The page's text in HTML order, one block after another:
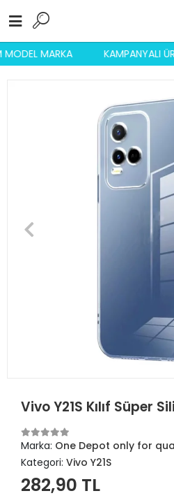
MODEL MARKA KAMPANYALI
Vivo Y21S Kılıf Süper
Marka: One Depot only for
Kategori: Vivo Y21S
282,90 TL